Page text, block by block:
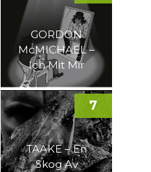
GORDON
McMICHAEL –
Ich Mit Mir
TAAKE – En
Skog Av
7